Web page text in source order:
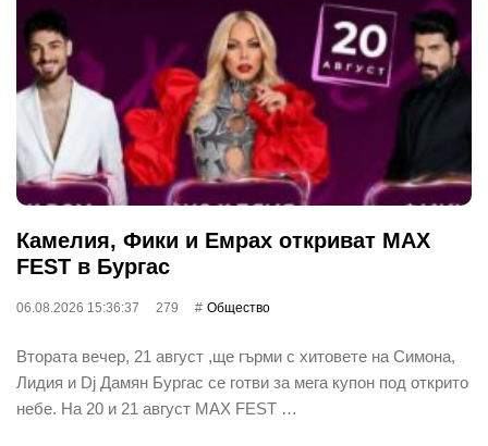
Камелия, Фики и Емрах откриват MAX
FEST в Бургас
06.08.2026 15:36:37 279 Общество
Втората вечер, 21 август ,ще гърми с хитовете на Симона,
Лидия и Dj Дамян Бургас се готви за мега купон под открито
небе. На 20 и 21 август MAX FEST …